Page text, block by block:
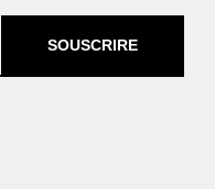
SOUSCRIRE